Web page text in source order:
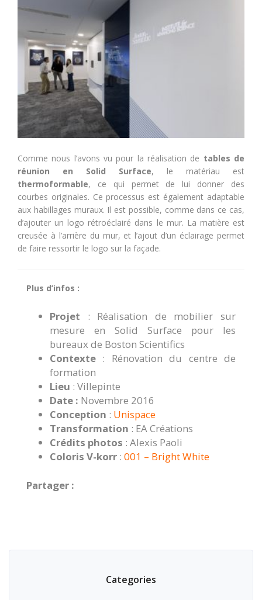
Comme nous l’avons vu pour la réalisation de tables de
réunion en Solid Surface, le matériau est
thermoformable, ce qui permet de lui donner des
courbes originales. Ce processus est également adaptable
aux habillages muraux. Il est possible, comme dans ce cas,
d’ajouter un logo rétroéclairé dans le mur. La matière est
creusée à l’arrière du mur, et l’ajout d’un éclairage permet
de faire ressortir le logo sur la façade.
Plus d’infos :
Projet : Réalisation de mobilier sur
mesure en Solid Surface pour les
bureaux de Boston Scientifics
Contexte : Rénovation du centre de
formation
Lieu : Villepinte
Date : Novembre 2016
Conception : Unispace
Transformation : EA Créations
Crédits photos : Alexis Paoli
Coloris V-korr : 001 – Bright White
Partager :
Categories